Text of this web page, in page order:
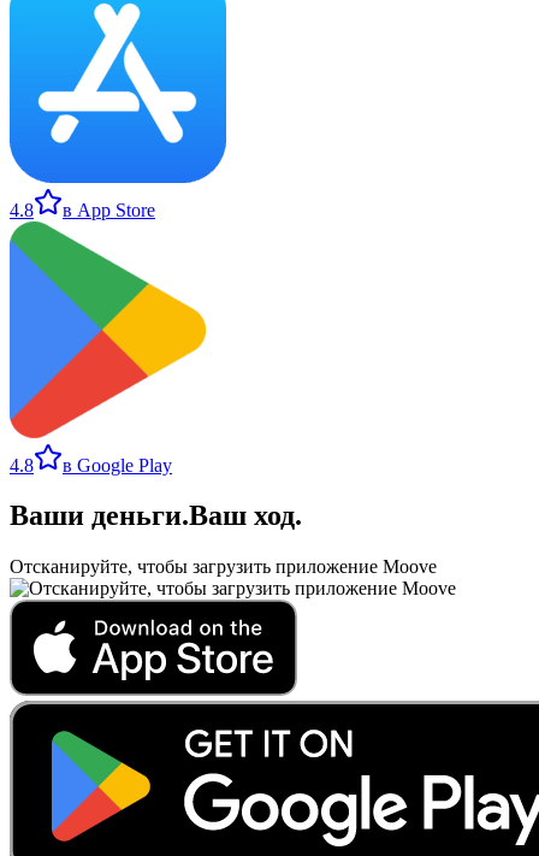
4.8 в App Store
4.8 в Google Play
Ваши деньги.Ваш ход.
Отсканируйте, чтобы загрузить приложение Moove